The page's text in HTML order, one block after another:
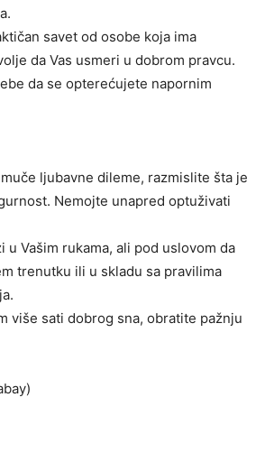
savet od osobe koja ima
da Vas usmeri u dobrom pravcu.
da se opterećujete napornim
ljubavne dileme, razmislite šta je
Nemojte unapred optuživati
u Vašim rukama, ali pod uslovom da
trenutku ili u skladu sa pravilima
više sati dobrog sna, obratite pažnju